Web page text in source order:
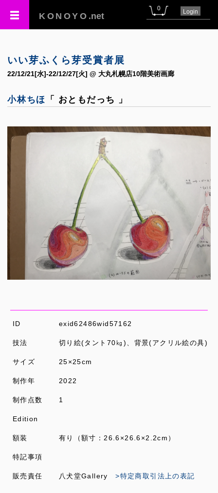
KONOYO .net
0 Login
いい芽ふくら芽受賞者展
22/12/21[水]-22/12/27[火] @ 大丸札幌店10階美術画廊
小林ちほ 「 おともだっち 」
ID exid62486wid57162
技法 切り絵(タント70㎏)、背景(アクリル絵の具)
サイズ 25×25cm
制作年 2022
制作点数 1
Edition
額装 有り（額寸：26.6×26.6×2.2cm）
特記事項
販売責任 八犬堂Gallery>特定商取引法上の表記